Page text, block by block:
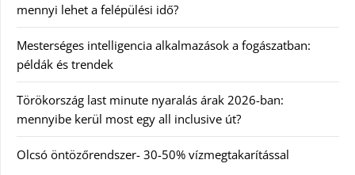
mennyi lehet a felépülési idő?
Mesterséges intelligencia alkalmazások a fogászatban:
példák és trendek
Törökország last minute nyaralás árak 2026-ban:
mennyibe kerül most egy all inclusive út?
Olcsó öntözőrendszer- 30-50% vízmegtakarítással